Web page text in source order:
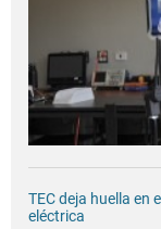
TEC deja huella en
eléctrica